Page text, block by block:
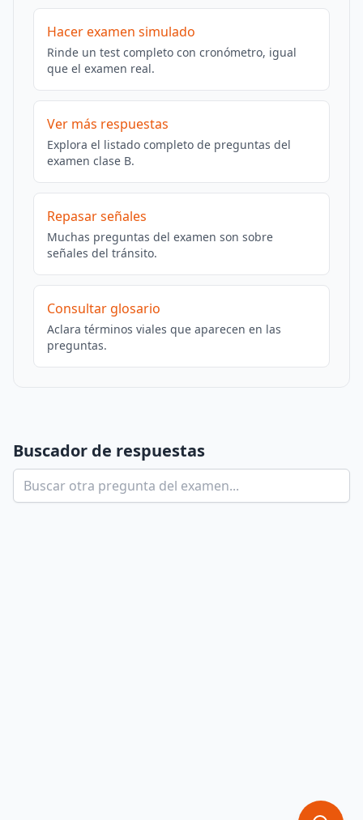
Hacer examen simulado
Rinde un test completo con cronómetro, igual
que el examen real.
Ver más respuestas
Explora el listado completo de preguntas del
examen clase B.
Repasar señales
Muchas preguntas del examen son sobre
señales del tránsito.
Consultar glosario
Aclara términos viales que aparecen en las
preguntas.
Buscador de respuestas